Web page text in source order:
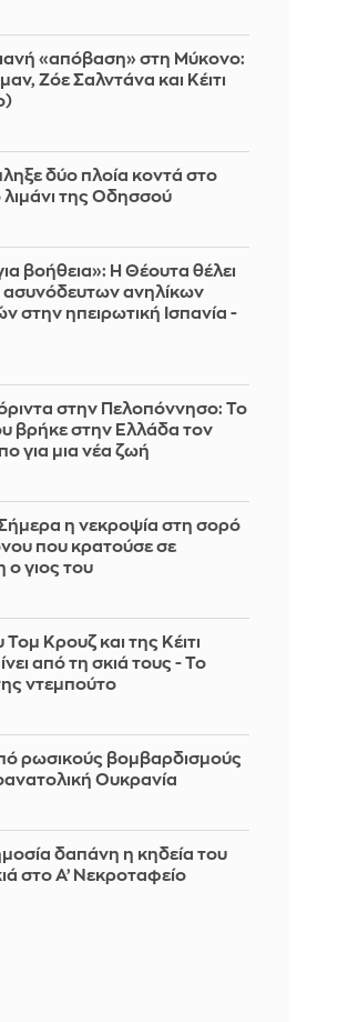
«απόβαση» στη Μύκονο:
Ζόε Σαλντάνα και Κέιτι
δύο πλοία κοντά στο
λιμάνι της Οδησσού
βοήθεια»: Η Θέουτα θέλει
ανηλίκων
στην ηπειρωτική Ισπανία -
στην Πελοπόννησο: Το
βρήκε στην Ελλάδα τον
για μια νέα ζωή
η νεκροψία στη σορό
που κρατούσε σε
ο γιος του
Κρουζ και της Κέιτι
από τη σκιά τους - Το
ντεμπούτο
ρωσικούς βομβαρδισμούς
Ουκρανία
δαπάνη η κηδεία του
στο Α’ Νεκροταφείο